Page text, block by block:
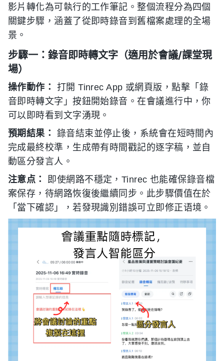
影片轉化為可執行的工作筆記。整個流程分為四個
關鍵步驟，涵蓋了從即時錄音到舊檔案處理的全場
景。
步驟一：錄音即時轉文字（適用於會議/課堂現
場）
操作動作：
打開 Tinrec App 或網頁版，點擊「錄
音即時轉文字」按鈕開始錄音。在會議進行中，你
可以即時看到文字湧現。
預期結果：
錄音結束並停止後，系統會在短時間內
完成最終校準，生成帶有時間戳記的逐字稿，並自
動區分發言人。
注意点：
即使網路不穩定，Tinrec 也能確保錄音檔
案保存，待網路恢復後繼續同步。此步驟價值在於
「當下確認」，若發現識別錯誤可立即修正语境。